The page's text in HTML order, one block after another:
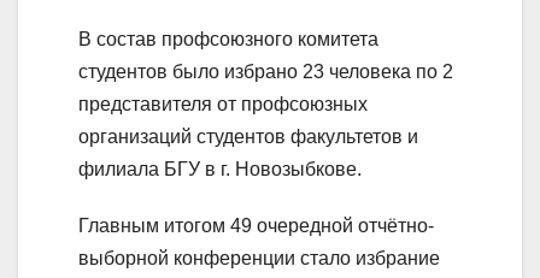
В состав профсоюзного комитета
студентов было избрано 23 человека по 2
представителя от профсоюзных
организаций студентов факультетов и
филиала БГУ в г. Новозыбкове.
Главным итогом 49 очередной отчётно-
выборной конференции стало избрание